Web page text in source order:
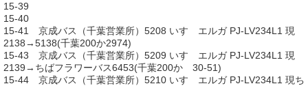
15-39
15-40
15-41 京成バス（千葉営業所）5208 いすゞエルガ PJ-LV234L1 現
2138→5138(千葉200か2974)
15-43 京成バス（千葉営業所）5209 いすゞエルガ PJ-LV234L1 現
2139→ちばフラワーバス6453(千葉200か 30-51)
15-44 京成バス（千葉営業所）5210 いすゞエルガ PJ-LV234L1 現ち